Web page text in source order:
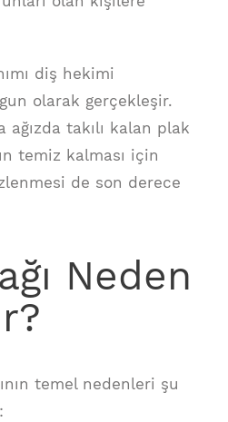
diş hekimi
olarak gerçekleşir.
takılı kalan plak
temiz kalması için
de son derece
Neden
temel nedenleri şu